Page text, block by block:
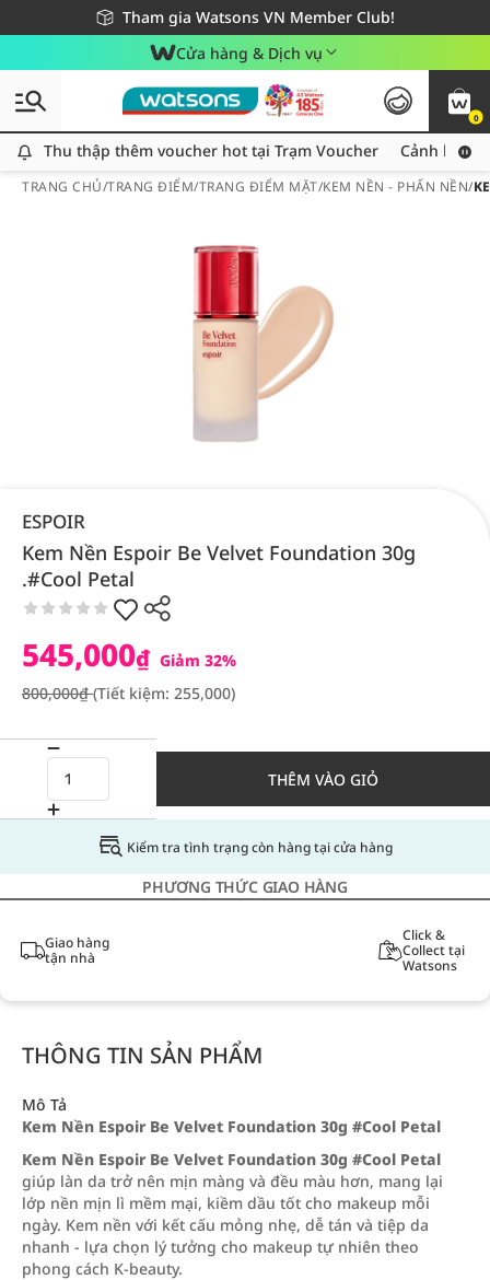
Tham gia Watsons VN Member Club!
Miễn phí giao hàng cho đơn hàng từ 249,000Đ
Giao hàng nhanh 24h - Áp dụng khu vực TP. Hồ Chí Minh
Cửa hàng & Dịch vụ
0
Thu thập thêm voucher hot tại Trạm Voucher
Thu thập thêm voucher hot tại Trạm Voucher Cảnh báo
TRANG CHỦ/TRANG ĐIỂM/TRANG ĐIỂM MẶT/KEM NỀN - PHẤN NỀN/
ESPOIR
Kem Nền Espoir Be Velvet Foundation 30g
.#Cool Petal
545,000₫ Giảm 32%
800,000₫(Tiết kiệm: 255,000)
THÊM VÀO GIỎ
Kiểm tra tình trạng còn hàng tại cửa hàng
PHƯƠNG THỨC GIAO HÀNG
Giao hàng
tận nhà
Click &
Collect tại
Watsons
THÔNG TIN SẢN PHẨM
Mô Tả
Kem Nền Espoir Be Velvet Foundation 30g #Cool Petal
Kem Nền Espoir Be Velvet Foundation 30g #Cool Petal
giúp làn da trở nên mịn màng và đều màu hơn, mang lại
lớp nền mịn lì mềm mại, kiềm dầu tốt cho makeup mỗi
ngày. Kem nền với kết cấu mỏng nhẹ, dễ tán và tiệp da
nhanh - lựa chọn lý tưởng cho makeup tự nhiên theo
phong cách K-beauty.